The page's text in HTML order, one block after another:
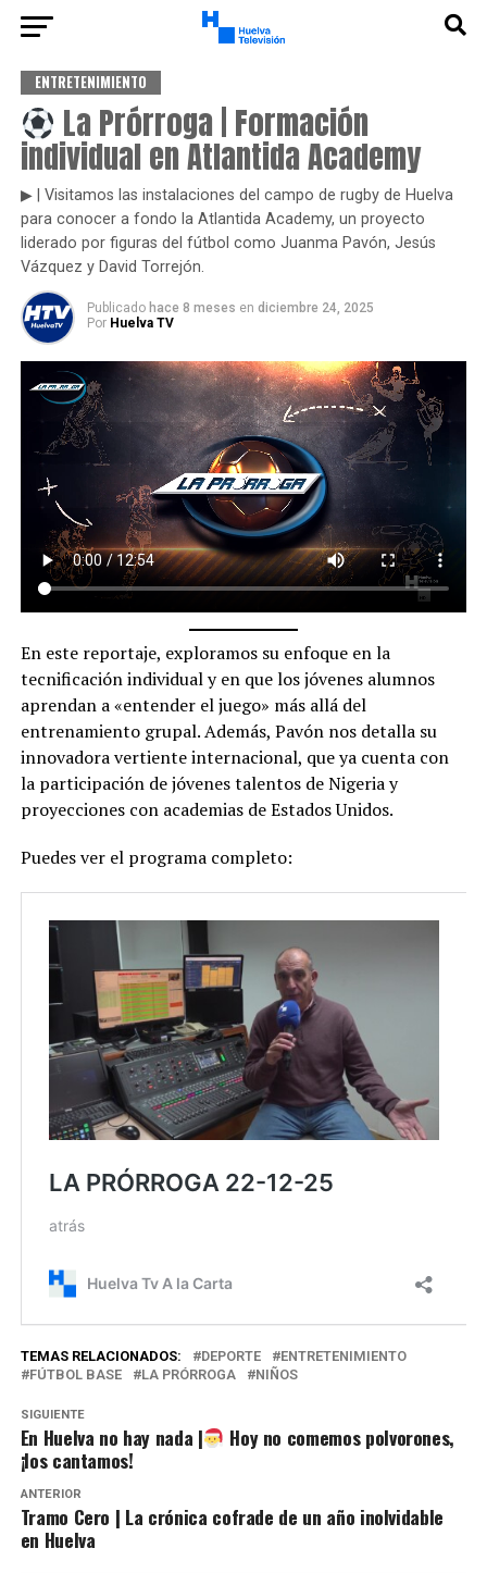
ENTRETENIMIENTO
La Prórroga | Formación
individual en Atlantida Academy
▶ | Visitamos las instalaciones del campo de rugby de Huelva
para conocer a fondo la Atlantida Academy, un proyecto
liderado por figuras del fútbol como Juanma Pavón, Jesús
Vázquez y David Torrejón.
Publicado hace 8 meses en diciembre 24, 2025
Por Huelva TV
En este reportaje, exploramos su enfoque en la
tecnificación individual y en que los jóvenes alumnos
aprendan a «entender el juego» más allá del
entrenamiento grupal. Además, Pavón nos detalla su
innovadora vertiente internacional, que ya cuenta con
la participación de jóvenes talentos de Nigeria y
proyecciones con academias de Estados Unidos.
Puedes ver el programa completo:
TEMAS RELACIONADOS: DEPORTE
ENTRETENIMIENTO
FÚTBOL BASE
LA PRÓRROGA NIÑOS
SIGUIENTE
En Huelva no hay nada |
Hoy no comemos polvorones,
¡los cantamos!
ANTERIOR
Tramo Cero | La crónica cofrade de un año inolvidable
en Huelva